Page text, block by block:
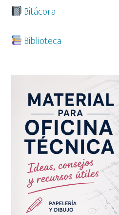
Bitácora
Biblioteca